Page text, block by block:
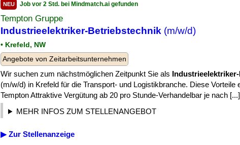
NEU Job vor 2 Std. bei Mindmatch.ai gefunden
Tempton Gruppe
Industrieelektriker-Betriebstechnik (m/w/d)
• Krefeld, NW
Angebote von Zeitarbeitsunternehmen
Wir suchen zum nächstmöglichen Zeitpunkt Sie als
(m/w/d) in Krefeld für die Transport- und Logistikbranche. Diese Vorteile
Tempton Attraktive Vergütung ab 20 pro Stunde-Verhandelbar je nach [...]
MEHR INFOS ZUM STELLENANGEBOT
▶ Zur Stellenanzeige